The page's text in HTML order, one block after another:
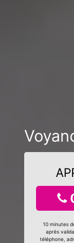
10 minutes
après
téléphone,